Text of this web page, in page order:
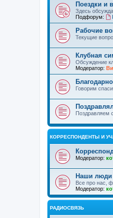
Поездки и
Здесь
Подфорум:
Рабочие
Текущие
Клубная
Обсуждение
Модератор:
Говорим
Поздравляем
КОРРЕСПОНДЕНТЫ И
Модератор:
Наши люди
Все про нас,
Модератор:
РАДИОСВЯЗЬ